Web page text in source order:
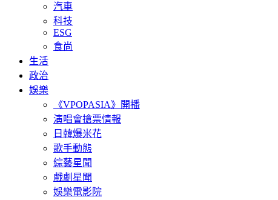
汽車
科技
ESG
食尚
生活
政治
娛樂
《VPOPASIA》開播
演唱會搶票情報
日韓爆米花
歌手動態
綜藝星聞
戲劇星聞
娛樂電影院